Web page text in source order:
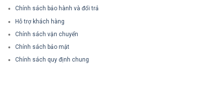
Chính sách bảo hành và đổi trả
Hỗ trợ khách hàng
Chính sách vận chuyển
Chính sách bảo mật
Chính sách quy định chung